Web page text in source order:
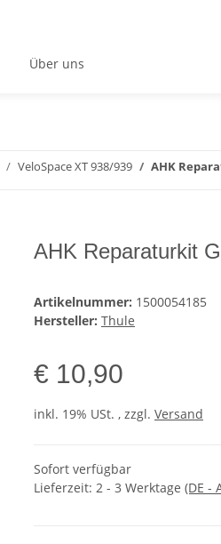
Über uns
VeloSpace XT 938/939 AHK
AHK Reparaturkit
Artikelnummer: 1500054185
Hersteller: Thule
€ 10,90
inkl. 19% USt. , zzgl. Versand
Sofort verfügbar
Lieferzeit: 2 - 3 Werktage (DE -